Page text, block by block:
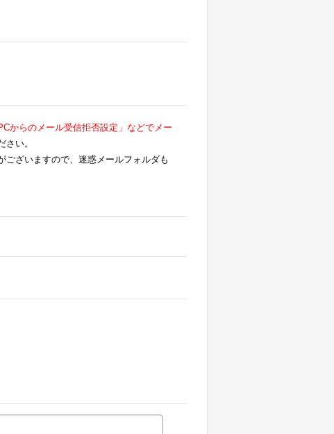
からのメール受信拒否設定」などでメー
い。
ございますので、迷惑メールフォルダも